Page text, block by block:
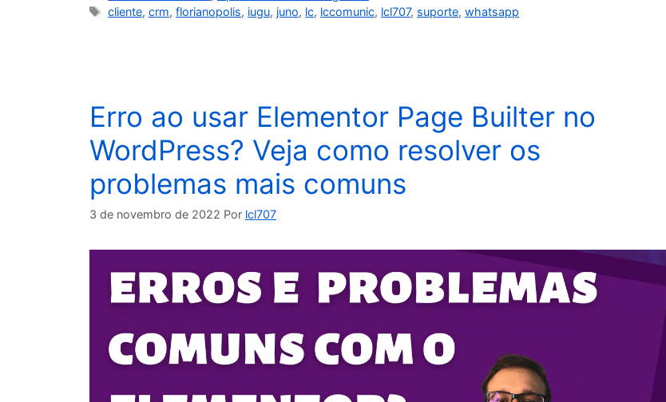
cliente,crm,florianopolis, iugu, juno, lc, lccomunic, lcl707, suporte,whatsapp
Erro ao usar Elementor Page Builter no
WordPress? Veja como resolver os
problemas mais comuns
3 de novembro de 2022 Por lcl707